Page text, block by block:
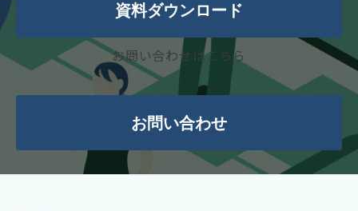
資料ダウンロード
お問い合わせはこちら
お問い合わせ